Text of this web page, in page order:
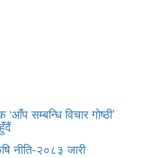
सम्बन्धि विचार गोष्ठी’
नीति-२०८३ जारी